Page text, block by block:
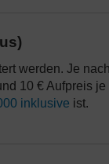
werden. Je
10 € Aufpreis
inklusive ist.